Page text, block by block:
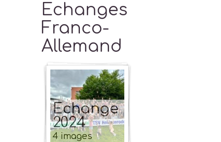
Echanges
Franco-
Allemand
Echange
2024
4 images